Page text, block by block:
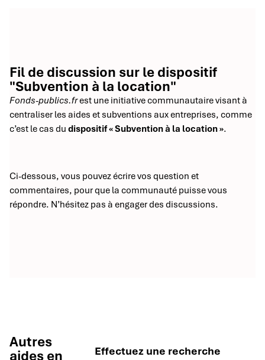
Fil de discussion sur le dispositif
"Subvention à la location"
Fonds-publics.frest une initiative communautaire visant à
centraliser les aides et subventions aux entreprises, comme
c’est le cas du dispositif « Subvention à la location ».
Ci-dessous, vous pouvez écrire vos question et
commentaires, pour que la communauté puisse vous
répondre. N’hésitez pas à engager des discussions.
Autres
aides en
Effectuez une recherche